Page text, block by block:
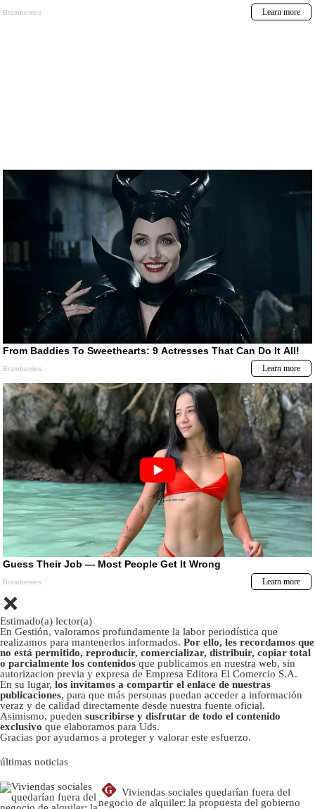
Estimado(a) lector(a)
En Gestión, valoramos profundamente la labor periodística que
realizamos para mantenerlos informados. Por ello, les recordamos que
no está permitido, reproducir, comercializar, distribuir, copiar total
o parcialmente los contenidos que publicamos en nuestra web, sin
autorizacion previa y expresa de Empresa Editora El Comercio S.A.
En su lugar, los invitamos a compartir el enlace de nuestras
publicaciones, para que más personas puedan acceder a información
veraz y de calidad directamente desde nuestra fuente oficial.
Asimismo, pueden suscribirse y disfrutar de todo el contenido
exclusivo que elaboramos para Uds.
Gracias por ayudarnos a proteger y valorar este esfuerzo.
últimas noticias
G
Viviendas sociales quedarían fuera del
negocio de alquiler: la propuesta del gobierno